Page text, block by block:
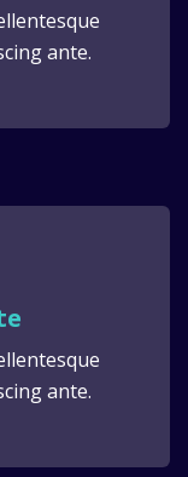
ante.
ante.